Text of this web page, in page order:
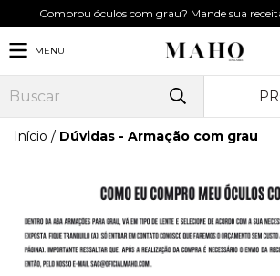
Comprou óculos com grau? Mande sua
MENU
Início / Dúvidas - Armação com grau